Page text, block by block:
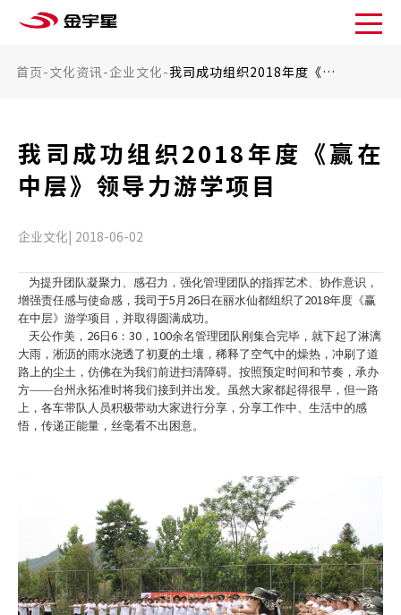
首页-文化资讯-企业文化- 我司成功组织2018年度《赢在中层》领导力游学项目
我司成功组织2018年度《赢在
中层》领导力游学项目
企业文化| 2018-06-02
为提升团队凝聚力、感召力，强化管理团队的指挥艺术、协作意识，
增强责任感与使命感，我司于5 月 26 日在丽水仙都组织了 2018年度《赢
在中层》游学项目，并取得圆满成功。
天公作美， 26 日 6 ： 30 ， 100余名管理团队刚集合完毕，就下起了淋漓
大雨，淅沥的雨水浇透了初夏的土壤，稀释了空气中的燥热，冲刷了道
路上的尘土，仿佛在为我们前进扫清障碍。按照预定时间和节奏，承办
方——台州永拓准时将我们接到并出发。虽然大家都起得很早，但一路
上，各车带队人员积极带动大家进行分享，分享工作中、生活中的感
悟，传递正能量，丝毫看不出困意。